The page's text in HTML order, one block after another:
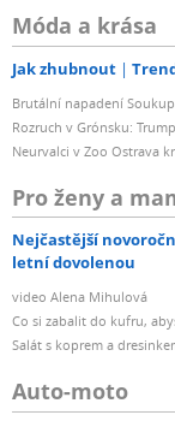
Móda a krása
Jak zhubnout
Brutální napadení
Rozruch v Grónsku:
Neurvalci v Zoo Ostrava
Pro ženy a
Nejčastější
letní dovolenou
video Alena Mihulová
Co si zabalit do kufru,
Salát s koprem a
Auto-moto